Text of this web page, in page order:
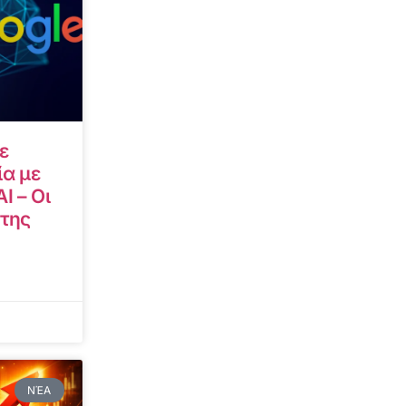
με
– Οι
ΝΈΑ